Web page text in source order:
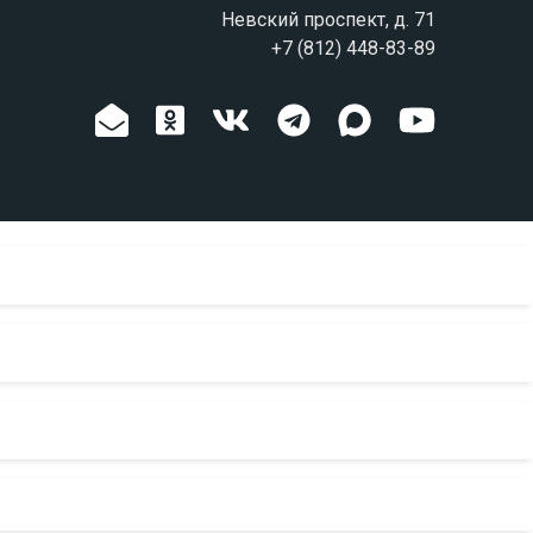
Невский проспект, д. 71
+7 (812) 448-83-89